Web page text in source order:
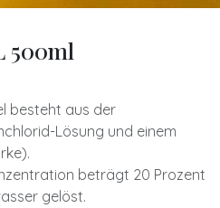
500ml
besteht aus der
Lösung und einem
beträgt 20 Prozent
gelöst.